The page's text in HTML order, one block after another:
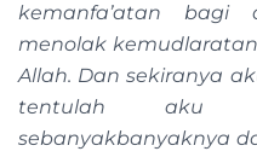
kemanfa’atan
menolak
Allah. Dan sekiranya
tentulah aku
sebanyakbanyaknya